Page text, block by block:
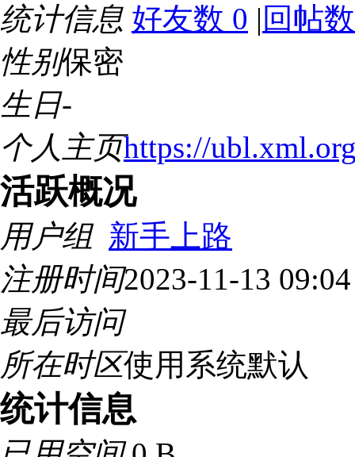
统计信息 好友数 0 | 回帖
性别保密
生日-
个人主页https://
活跃概况
用户组 新手上路
注册时间2023-11-13
最后访问
所在时区使用系统默认
统计信息